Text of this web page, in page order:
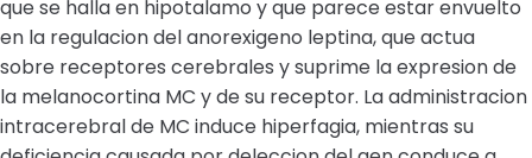
que se halla en hipotalamo y que parece estar envuelto
en la regulacion del anorexigeno leptina, que actua
sobre receptores cerebrales y suprime la expresion de
la melanocortina MC y de su receptor. La administracion
intracerebral de MC induce hiperfagia, mientras su